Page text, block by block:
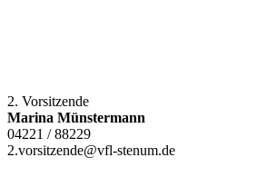
2. Vorsitzende
Marina Münstermann
04221 / 88229
2.vorsitzende@vfl-stenum.de